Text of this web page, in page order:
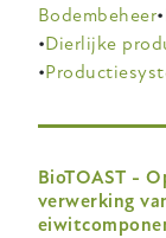
Bodembeheer
Dierlijke
BioTOAST -
verwerking